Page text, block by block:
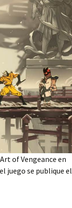
of Vengeance en
juego se publique el